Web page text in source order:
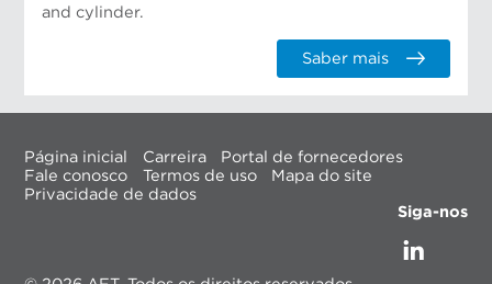
and cylinder.
Saber mais
Página inicial Carreira
Portal de fornecedores
Fale conosco
Termos de uso
Mapa do site
Privacidade de dados
Siga-nos